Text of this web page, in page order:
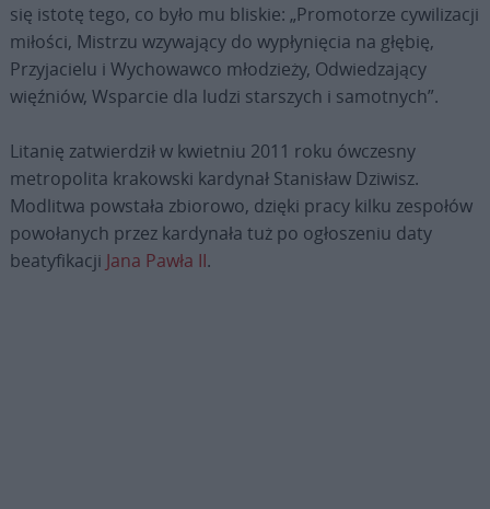
się istotę tego, co było mu bliskie: „Promotorze cywilizacji
miłości, Mistrzu wzywający do wypłynięcia na głębię,
Przyjacielu i Wychowawco młodzieży, Odwiedzający
więźniów, Wsparcie dla ludzi starszych i samotnych”.
Litanię zatwierdził w kwietniu 2011 roku ówczesny
metropolita krakowski kardynał Stanisław Dziwisz.
Modlitwa powstała zbiorowo, dzięki pracy kilku zespołów
powołanych przez kardynała tuż po ogłoszeniu daty
beatyfikacji Jana Pawła II.